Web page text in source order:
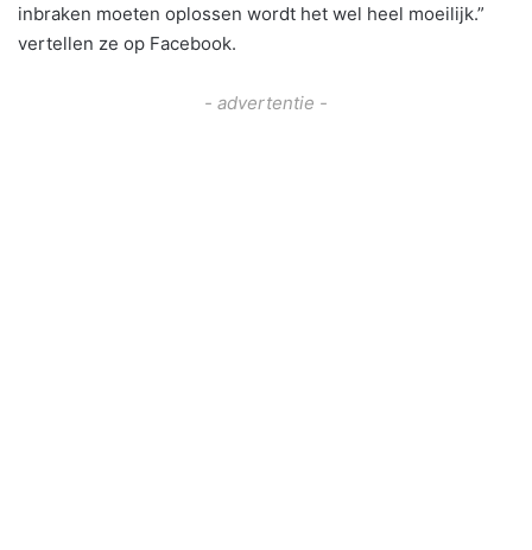
inbraken moeten oplossen wordt het wel heel moeilijk.”
vertellen ze op Facebook.
- advertentie -